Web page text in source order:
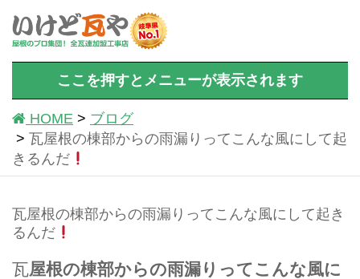
ここを押すとメニューが表示されます
HOME
ブログ
瓦屋根の棟部からの雨漏りってこんな風にして起
きるんだ
瓦屋根の棟部からの雨漏りってこんな風にして起き
るんだ
瓦屋根の棟部からの雨漏りってこんな風に